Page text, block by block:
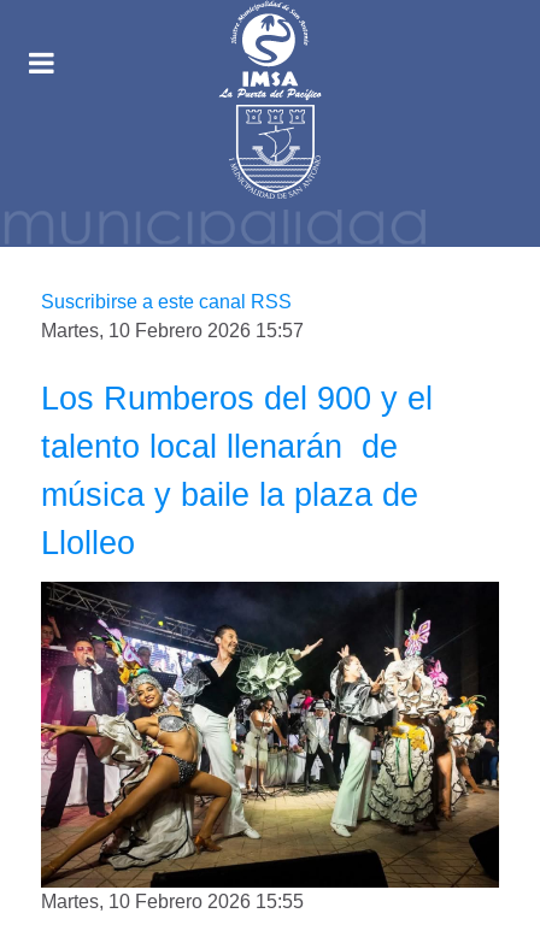
Suscribirse a este canal RSS
Martes, 10 Febrero 2026 15:57
Los Rumberos del 900 y el
talento local llenarán de
música y baile la plaza de
Llolleo
Martes, 10 Febrero 2026 15:55